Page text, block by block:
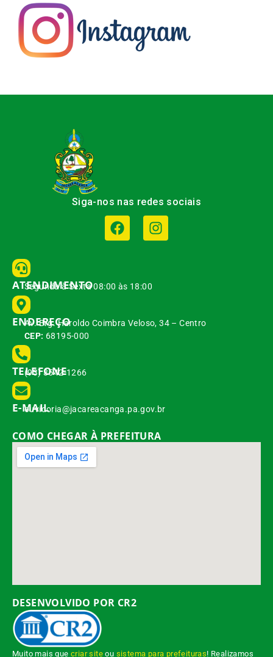
Siga-nos nas redes sociais
ATENDIMENTO
Segunda à Sexta 08:00 às 18:00
ENDEREÇO
Av. Brg. Haroldo Coimbra Veloso, 34 – Centro
CEP: 68195-000
TELEFONE
(93) 3542-1266
E-MAIL
ouvidoria@jacareacanga.pa.gov.br
COMO CHEGAR À PREFEITURA
DESENVOLVIDO POR CR2
Muito mais quecriar site ou sistema para prefeituras! Realizamos